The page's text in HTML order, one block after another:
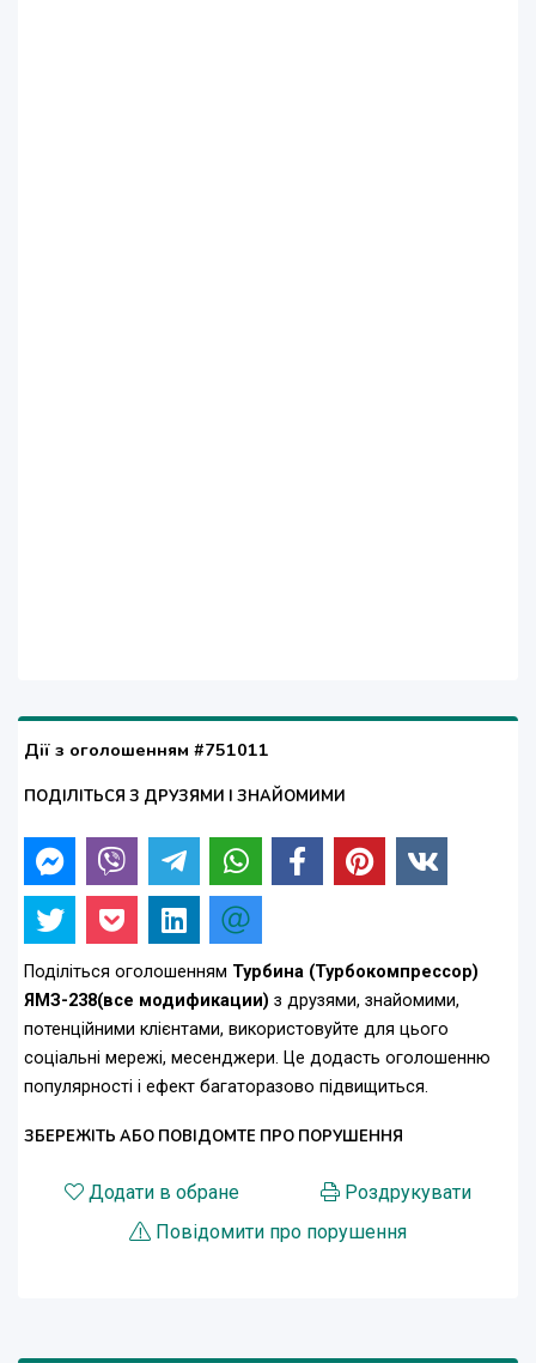
Дії з оголошенням #751011
ПОДІЛІТЬСЯ З ДРУЗЯМИ І ЗНАЙОМИМИ
Поділіться оголошенням Турбина (Турбокомпрессор)
ЯМЗ-238(все модификации) з друзями, знайомими,
потенційними клієнтами, використовуйте для цього
соціальні мережі, месенджери. Це додасть оголошенню
популярності і ефект багаторазово підвищиться.
ЗБЕРЕЖІТЬ АБО ПОВІДОМТЕ ПРО ПОРУШЕННЯ
Додати в обране
Роздрукувати
Повідомити про порушення